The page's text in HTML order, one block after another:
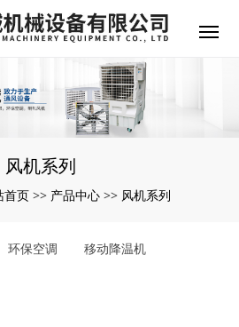
风机系列
首页 >> 产品中心 >> 风机系列
环保空调 移动降温机